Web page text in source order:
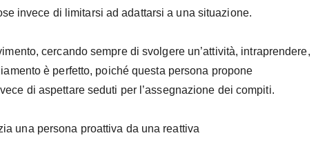
invece di limitarsi ad adattarsi a una situazione.
cercando sempre di svolgere un’attività, intraprendere,
è perfetto, poiché questa persona propone
di aspettare seduti per l’assegnazione dei compiti.
una persona proattiva da una reattiva